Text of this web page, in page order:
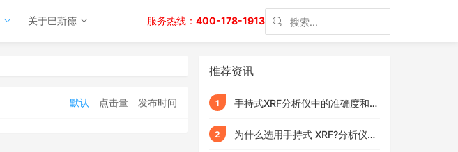
关于巴斯德 服务热线： 400-178-1913
默认 点击量 发布时间
推荐资讯
1
手持式XRF分析仪中的准确度和精
2
为什么选用手持式 XRF?分析仪为